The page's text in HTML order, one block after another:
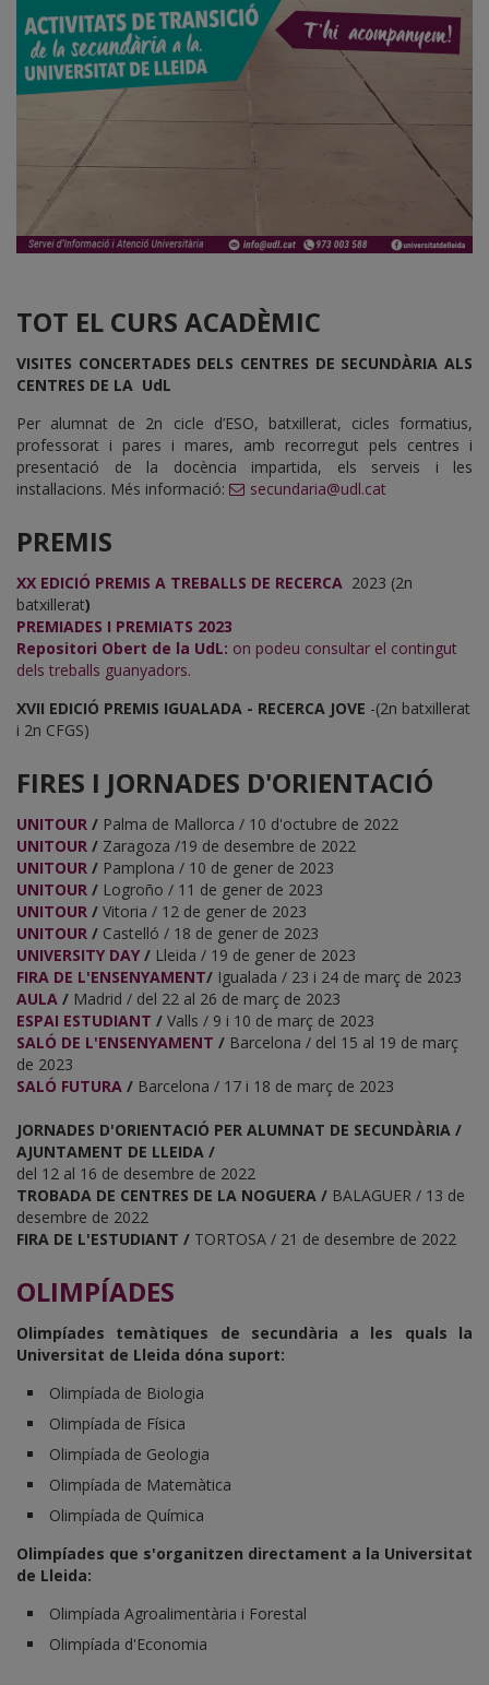
TOT EL CURS ACADÈMIC
VISITES CONCERTADES DELS CENTRES DE SECUNDÀRIA ALS
CENTRES DE LA UdL
Per alumnat de 2n cicle d’ESO, batxillerat, cicles formatius,
professorat i pares i mares, amb recorregut pels centres i
presentació de la docència impartida, els serveis i les
instal·lacions. Més informació:
secundaria@udl.cat
PREMIS
XX EDICIÓ PREMIS A TREBALLS DE RECERCA 2023 (2n
batxillerat)
PREMIADES I PREMIATS 2023
Repositori Obert de la UdL: on podeu consultar el contingut
dels treballs guanyadors.
XVII EDICIÓ PREMIS IGUALADA - RECERCA JOVE -(2n batxillerat
i 2n CFGS)
FIRES I JORNADES D'ORIENTACIÓ
UNITOUR / Palma de Mallorca / 10 d'octubre de 2022
UNITOUR / Zaragoza /19 de desembre de 2022
UNITOUR / Pamplona / 10 de gener de 2023
UNITOUR / Logroño / 11 de gener de 2023
UNITOUR / Vitoria / 12 de gener de 2023
UNITOUR / Castelló / 18 de gener de 2023
UNIVERSITY DAY / Lleida / 19 de gener de 2023
FIRA DE L'ENSENYAMENT/ Igualada / 23 i 24 de març de 2023
AULA / Madrid / del 22 al 26 de març de 2023
ESPAI ESTUDIANT / Valls / 9 i 10 de març de 2023
SALÓ DE L'ENSENYAMENT / Barcelona / del 15 al 19 de març
de 2023
SALÓ FUTURA / Barcelona / 17 i 18 de març de 2023
JORNADES D'ORIENTACIÓ PER ALUMNAT DE SECUNDÀRIA /
AJUNTAMENT DE LLEIDA /
del 12 al 16 de desembre de 2022
TROBADA DE CENTRES DE LA NOGUERA / BALAGUER / 13 de
desembre de 2022
FIRA DE L'ESTUDIANT / TORTOSA / 21 de desembre de 2022
OLIMPÍADES
Olimpíades temàtiques de secundària a les quals la
Universitat de Lleida dóna suport:
Olimpíada de Biologia
Olimpíada de Física
Olimpíada de Geologia
Olimpíada de Matemàtica
Olimpíada de Química
Olimpíades que s'organitzen directament a la Universitat
de Lleida:
Olimpíada Agroalimentària i Forestal
Olimpíada d'Economia